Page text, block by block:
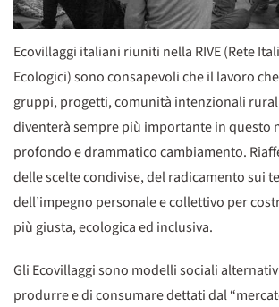
Ecovillaggi italiani riuniti nella RIVE (Rete
Ecologici) sono consapevoli che il lavoro
gruppi, progetti, comunità intenzionali
diventerà sempre più importante in questo
profondo e drammatico cambiamento.
delle scelte condivise, del radicamento sui
dell’impegno personale e collettivo per
più giusta, ecologica ed inclusiva.
Gli Ecovillaggi sono modelli sociali
produrre e di consumare dettati dal